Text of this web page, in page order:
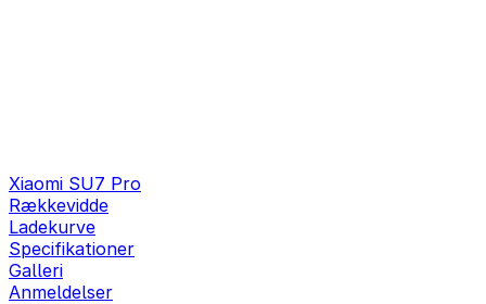
Xiaomi SU7 Pro
Rækkevidde
Ladekurve
Specifikationer
Galleri
Anmeldelser